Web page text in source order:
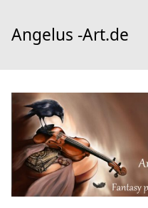
Content
Angelus -Art.de